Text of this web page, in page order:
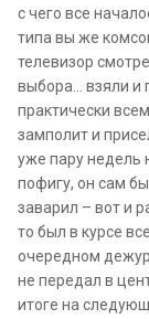
с чего все
типа вы же
телевизор
выбора… взяли и
практически
замполит и
уже пару недель
пофигу, он сам
заварил – вот и
то был в курсе
очередном
не передал в
итоге на